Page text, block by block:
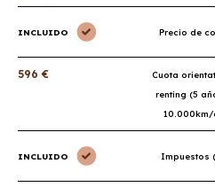
INCLUIDO Precio de
596 €
Cuota
renting (5
10.000km/
INCLUIDO Impuestos